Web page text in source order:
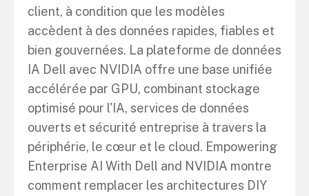
client, à condition que les modèles
accèdent à des données rapides, fiables et
bien gouvernées. La plateforme de données
IA Dell avec NVIDIA offre une base unifiée
accélérée par GPU, combinant stockage
optimisé pour l'IA, services de données
ouverts et sécurité entreprise à travers la
périphérie, le cœur et le cloud. Empowering
Enterprise AI With Dell and NVIDIA montre
comment remplacer les architectures DIY